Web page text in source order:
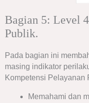
Bagian 5: Level
Publik.
Pada bagian ini
masing indikator
Kompetensi Pelayanan
Memahami dan